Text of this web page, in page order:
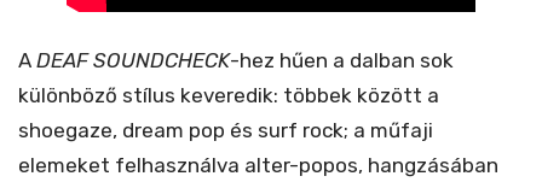
A DEAF SOUNDCHECK-hez hűen a dalban sok
különböző stílus keveredik: többek között a
shoegaze, dream pop és surf rock; a műfaji
elemeket felhasználva alter-popos, hangzásában